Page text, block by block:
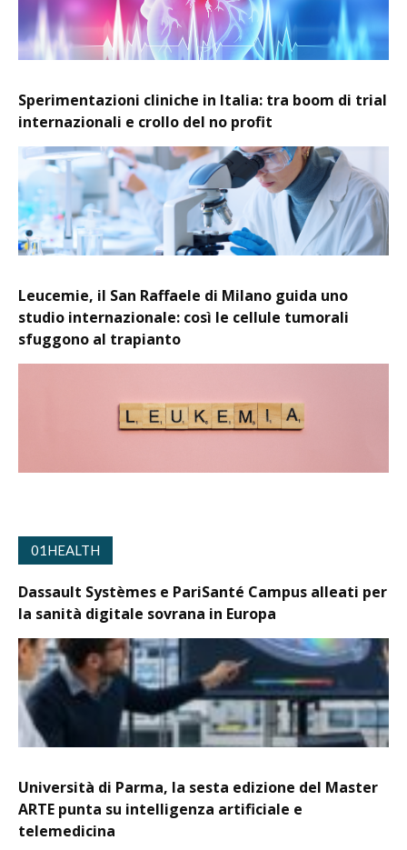
Sperimentazioni cliniche in Italia: tra boom di trial
internazionali e crollo del no profit
Leucemie, il San Raffaele di Milano guida uno
studio internazionale: così le cellule tumorali
sfuggono al trapianto
01HEALTH
Dassault Systèmes e PariSanté Campus alleati per
la sanità digitale sovrana in Europa
Università di Parma, la sesta edizione del Master
ARTE punta su intelligenza artificiale e
telemedicina